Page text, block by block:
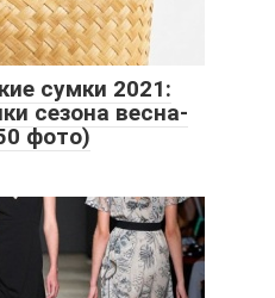
сумки 2021:
сезона весна-
фото)